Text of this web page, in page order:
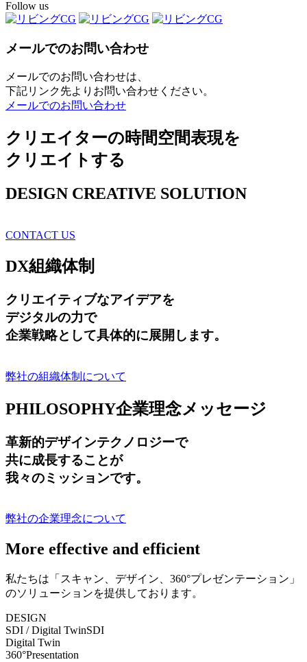
Follow us
メールでのお問い合わせ
メールでのお問い合わせは、
下記リンク先よりお問い合わせください。
メールでのお問い合わせ
クリエイターの時間空間表現を
クリエイトする
DESIGN CREATIVE SOLUTION
CONTACT US
DX組織体制
クリエイティブなアイデアを
デジタルの力で
企業戦略として具体的に展開します。
弊社の組織体制について
PHILOSOPHY企業理念メッセージ
革新的デザインテクノロジーで
共に成長することが
我々のミッションです。
弊社の企業理念について
More effective and efficient
私たちは「スキャン、デザイン、360°プレゼンテーション」
のソリューションを提供しております。
DESIGN
SDI / Digital TwinSDI
Digital Twin
360°Presentation